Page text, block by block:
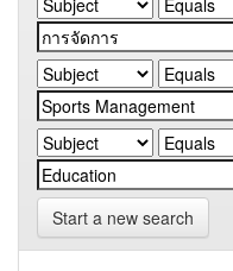
Start a new search